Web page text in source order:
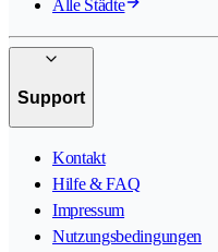
Alle Städte
Support
Kontakt
Hilfe & FAQ
Impressum
Nutzungsbedingungen